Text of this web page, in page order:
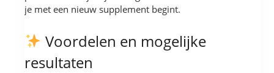
je met een nieuw supplement begint.
Voordelen en mogelijke
resultaten